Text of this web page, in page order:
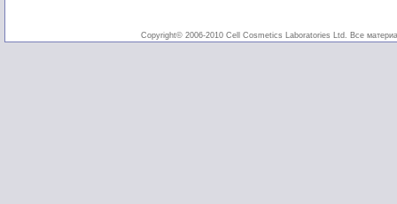
Copyright© 2006-2010 Cell Cosmetics Laboratories Ltd. Все